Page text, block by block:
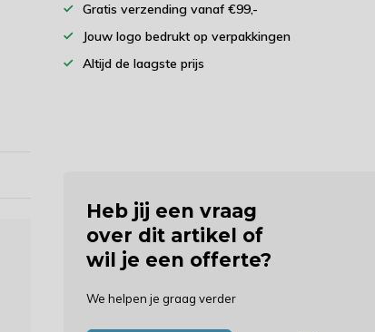
Gratis verzending vanaf €99,-
Jouw logo bedrukt op verpakkingen
Altijd de laagste prijs
Heb jij een vraag
over dit artikel of
wil je een offerte?
We helpen je graag verder